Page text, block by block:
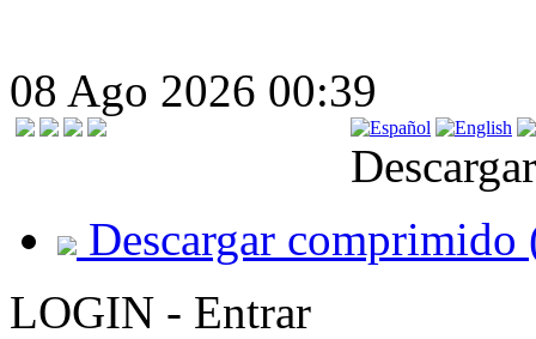
08 Ago 2026 00:39
Descargar comprimido
LOGIN - Entrar